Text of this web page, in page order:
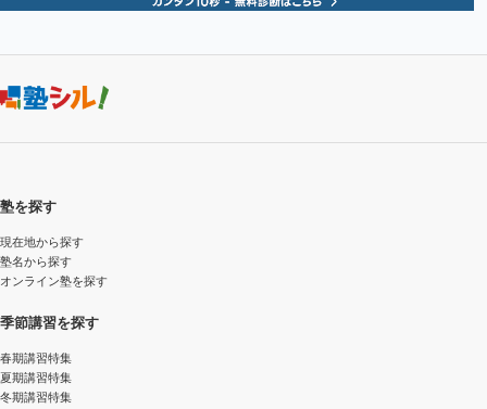
塾を探す
現在地から探す
塾名から探す
オンライン塾を探す
季節講習を探す
春期講習特集
夏期講習特集
冬期講習特集